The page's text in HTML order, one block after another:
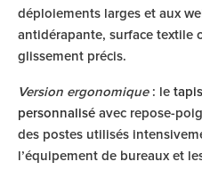
déploiements larges et aux
antidérapante, surface textile
glissement précis.
Version ergonomique: le
personnalisé avec repose-
des postes utilisés
l’équipement de bureaux et